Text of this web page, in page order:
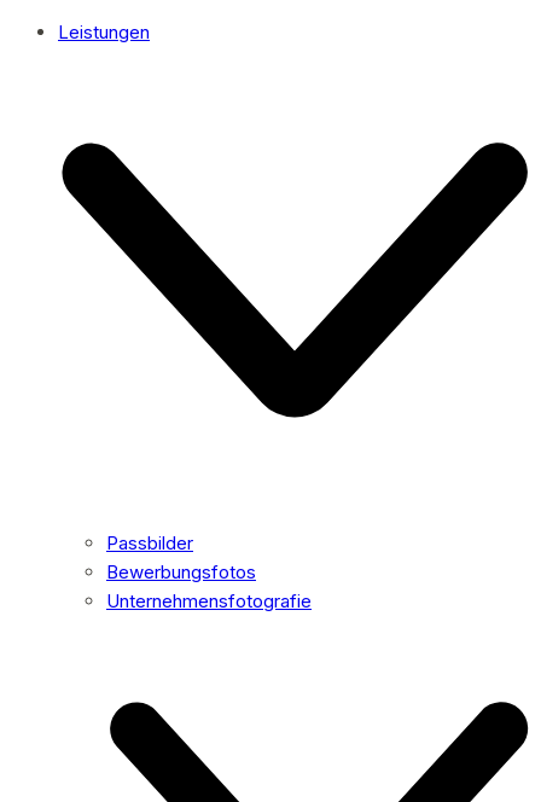
Leistungen
Passbilder
Bewerbungsfotos
Unternehmensfotografie